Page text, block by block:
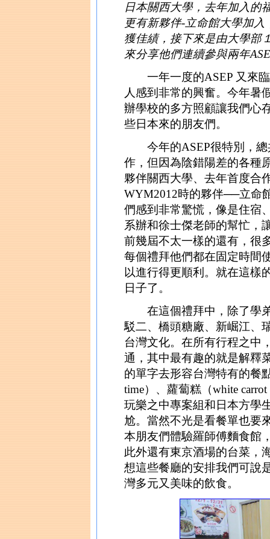
日本關西大學，去年加入的
更有新夥伴-立命館大學加
獲佳績，接下來是由大學部
來分享他們連續參與兩年
一年一度的ASEP 又來臨
人感到非常的興奮。今年暑
辦學校的多方照顧讓我們心
些日本來的朋友們。
今年的ASEP很特別，總
作，但因為陰錯陽差的各種
夥伴關西大學、去年首度合
WYM2012時的夥伴──立命
們感到非常驚慌，像是住宿
系辦和徐士傑老師的幫忙，
前幾屆不太一樣的還有，很
每個禮拜他們都在固定時間
以進行得更順利。就在這樣
日子了。
在這個禮拜中，除了學弟
駁二、橋頭糖廠、新崛江、
台灣文化。在所有行程之中
通，其中最有趣的就是解釋
的單字去形容台灣特有的餐
time）、蘿蔔糕（white
玩樂之中專案組和日本方學
尬。當然不光是看餐單也要
本朋友們體驗羅師傅麵食館
此外還有東京酒場的台菜，
想這些餐廳的安排我們可說
灣多元又美味的飲食。